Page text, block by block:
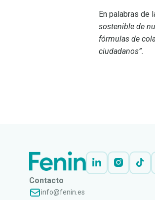
En palabras de
sostenible de
fórmulas de
ciudadanos”.
Contacto
info@fenin.es